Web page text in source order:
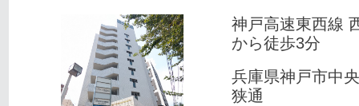
神戸高速東西線
から徒歩3分
兵庫県神戸市中
狭通